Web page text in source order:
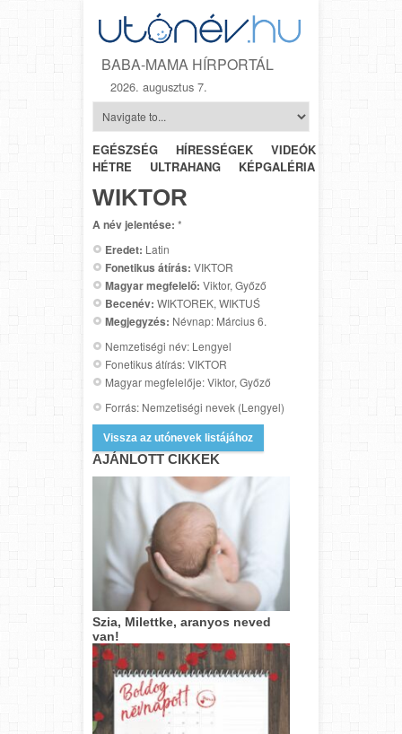
BABA-MAMA HÍRPORTÁL
2026. augusztus 7.
EGÉSZSÉG HÍRESSÉGEK VIDEÓK
HÉTRŐL-
HÉTRE
ULTRAHANG KÉPGALÉRIA
WIKTOR
A név jelentése: *
Eredet: Latin
Fonetikus átírás: VIKTOR
Magyar megfelelő: Viktor, Győző
Becenév: WIKTOREK, WIKTUŚ
Megjegyzés: Névnap: Március 6.
Nemzetiségi név: Lengyel
Fonetikus átírás: VIKTOR
Magyar megfelelője: Viktor, Győző
Forrás: Nemzetiségi nevek (Lengyel)
Vissza az utónevek listájához
AJÁNLOTT CIKKEK
Szia, Milettke, aranyos neved
van!